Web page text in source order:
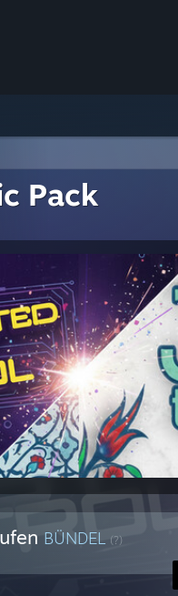
Pack
BÜNDEL (?)